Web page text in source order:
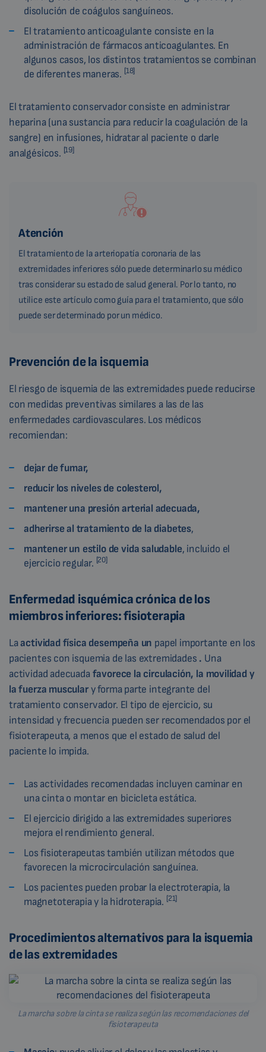
disolución de coágulos sanguíneos.
El tratamiento anticoagulante consiste en la
administración de fármacos anticoagulantes. En
algunos casos, los distintos tratamientos se combinan
de diferentes maneras. [18]
El tratamiento conservador consiste en administrar
heparina (una sustancia para reducir la coagulación de la
sangre) en infusiones, hidratar al paciente o darle
analgésicos. [19]
Atención
El tratamiento de la arteriopatía coronaria de las
extremidades inferiores sólo puede determinarlo su médico
tras considerar su estado de salud general. Por lo tanto, no
utilice este artículo como guía para el tratamiento, que sólo
puede ser determinado por un médico.
Prevención de la isquemia
El riesgo de isquemia de las extremidades puede reducirse
con medidas preventivas similares a las de las
enfermedades cardiovasculares. Los médicos
recomiendan:
dejar de fumar,
reducir los niveles de colesterol,
mantener una presión arterial adecuada,
adherirse al tratamiento de la diabetes,
mantener un estilo de vida saludable, incluido el
ejercicio regular. [20]
Enfermedad isquémica crónica de los
miembros inferiores: fisioterapia
Laactividad física desempeña un papel importante en los
pacientes con isquemia de las extremidades . Una
actividad adecuadafavorece la circulación, la movilidad y
la fuerza musculary forma parte integrante del
tratamiento conservador. El tipo de ejercicio, su
intensidad y frecuencia pueden ser recomendados por el
fisioterapeuta, a menos que el estado de salud del
paciente lo impida.
Las actividades recomendadas incluyen caminar en
una cinta o montar en bicicleta estática.
El ejercicio dirigido a las extremidades superiores
mejora el rendimiento general.
Los fisioterapeutas también utilizan métodos que
favorecen la microcirculación sanguínea.
Los pacientes pueden probar la electroterapia, la
magnetoterapia y la hidroterapia. [21]
Procedimientos alternativos para la isquemia
de las extremidades
La marcha sobre la cinta se realiza según las recomendaciones del
fisioterapeuta